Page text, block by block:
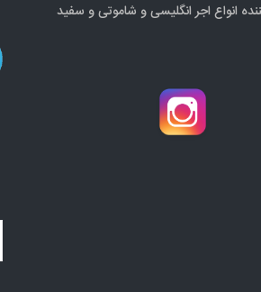
انواع اجر انگلیسی و شاموتی و سفید